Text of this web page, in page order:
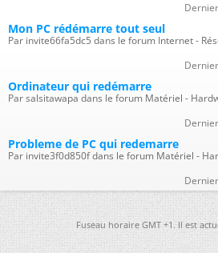
Mon PC rédémarre tout seul
Par invite66fa5dc5 dans le forum Internet -
Ordinateur qui redémarre
Par salsitawapa dans le forum Matériel -
Probleme de PC qui redemarre
Par invite3f0d850f dans le forum Matériel -
Fuseau horaire GMT +1. Il est